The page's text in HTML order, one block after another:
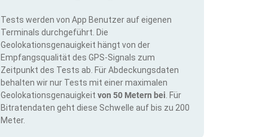
Tests werden von App Benutzer auf eigenen
Terminals durchgeführt. Die
Geolokationsgenauigkeit hängt von der
Empfangsqualität des GPS-Signals zum
Zeitpunkt des Tests ab. Für Abdeckungsdaten
behalten wir nur Tests mit einer maximalen
Geolokationsgenauigkeit von 50 Metern bei . Für
Bitratendaten geht diese Schwelle auf bis zu 200
Meter.